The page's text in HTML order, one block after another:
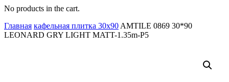
No products in the cart.
Главная кафельная плитка 30x90 AMTILE 0869 30*90
LEONARD GRY LIGHT MATT-1.35m-P5